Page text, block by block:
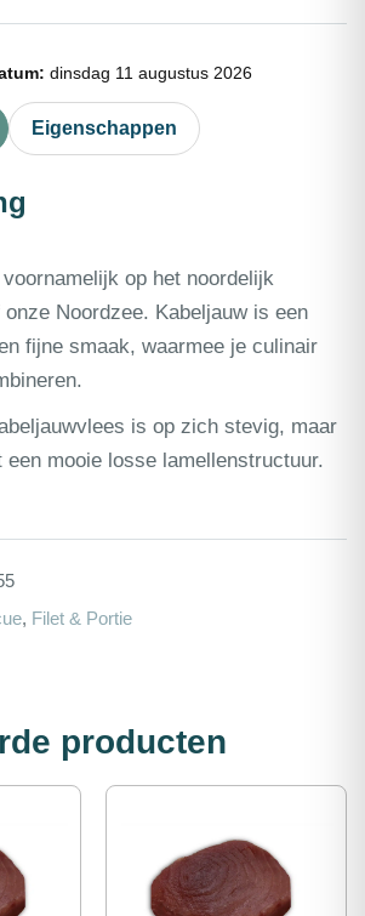
dinsdag 11 augustus 2026
Eigenschappen
op het noordelijk
Noordzee. Kabeljauw is een
fijne smaak, waarmee je culinair
is op zich stevig, maar
een mooie losse lamellenstructuur.
, Filet & Portie
producten